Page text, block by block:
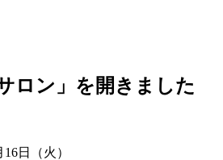
ロン」を開きました
日（火）